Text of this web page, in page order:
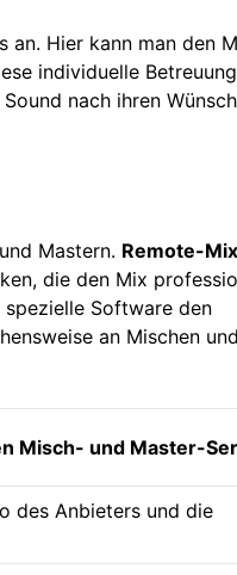
an. Hier kann man den
individuelle Betreuung
nach ihren
Mastern. Remote-
die den Mix
Software den
an Mischen und
Misch- und Master-
des Anbieters und die